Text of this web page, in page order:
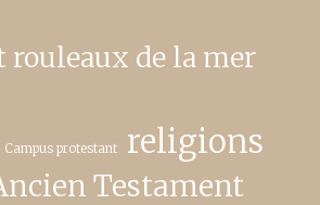
rouleaux de la mer
protestant religions
Testament